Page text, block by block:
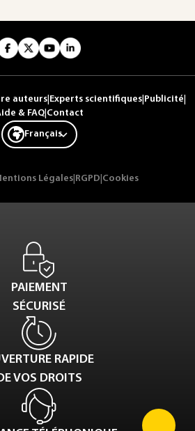
auteurs Experts scientifiques Publicité
& FAQ| Contact
Français
Légales RGPD Cookies
PAIEMENT
SÉCURISÉ
RAPIDE
VOS DROITS